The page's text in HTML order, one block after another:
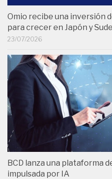
Omio recibe una inversión
para crecer en Japón y
23/07/2026
BCD lanza una plataforma
impulsada por IA